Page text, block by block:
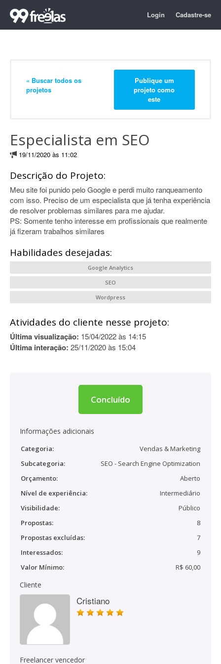
Login Cadastre-se
« Buscar todos os
projetos
Publique um
projeto como
este
Especialista em SEO
19/11/2020 às 11:02
Descrição do Projeto:
Meu site foi punido pelo Google e perdi muito ranqueamento
com isso. Preciso de um especialista que já tenha experiência
de resolver problemas similares para me ajudar.
PS: Somente tenho interesse em profissionais que realmente
já fizeram trabalhos similares
Habilidades desejadas:
Google Analytics
SEO
Wordpress
Atividades do cliente nesse projeto:
Última visualização: 15/04/2022 às 14:15
Última interação: 25/11/2020 às 15:04
Concluído
Informações adicionais
Categoria:
Vendas & Marketing
Subcategoria:
SEO - Search Engine Optimization
Orçamento:
Aberto
Nível de experiência:
Intermediário
Visibilidade:
Público
Propostas:
8
Propostas excluídas:
7
Interessados:
9
Valor Mínimo:
R$ 60,00
Cliente
Cristiano
Freelancer vencedor